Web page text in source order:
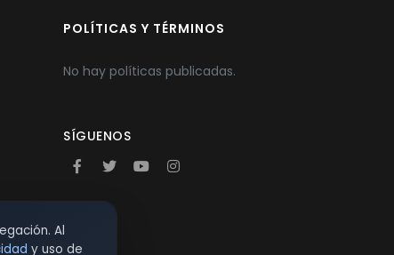
POLÍTICAS Y TÉRMINOS
No hay políticas publicadas.
SÍGUENOS
Al
y uso de